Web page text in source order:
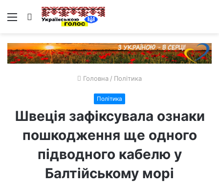
Меню Пошук
Головна / Політика
Політика
Швеція зафіксувала ознаки
пошкодження ще одного
підводного кабелю у
Балтійському морі